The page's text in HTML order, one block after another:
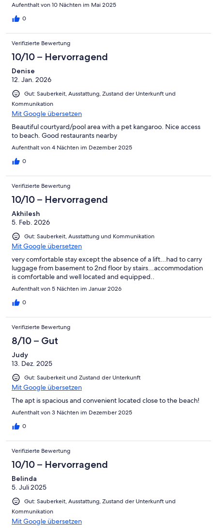
Aufenthalt von 10 Nächten im Mai 2025
0
Verifizierte Bewertung
10/10 – Hervorragend
Denise
12. Jan. 2026
Gut: Sauberkeit, Ausstattung, Zustand der Unterkunft und
Kommunikation
Mit Google übersetzen
Beautiful courtyard/pool area with a pet kangaroo. Nice access
to beach. Good restaurants nearby
Aufenthalt von 4 Nächten im Dezember 2025
0
Verifizierte Bewertung
10/10 – Hervorragend
Akhilesh
5. Feb. 2026
Gut: Sauberkeit, Ausstattung und Kommunikation
Mit Google übersetzen
very comfortable stay except the absence of a lift...had to carry
luggage from basement to 2nd floor by stairs...accommodation
is comfortable and well located and equipped..
Aufenthalt von 5 Nächten im Januar 2026
0
Verifizierte Bewertung
8/10 – Gut
Judy
13. Dez. 2025
Gut: Sauberkeit und Zustand der Unterkunft
Mit Google übersetzen
The apt is spacious and convenient located close to the beach!
Aufenthalt von 3 Nächten im Dezember 2025
0
Verifizierte Bewertung
10/10 – Hervorragend
Belinda
5. Juli 2025
Gut: Sauberkeit, Ausstattung, Zustand der Unterkunft und
Kommunikation
Mit Google übersetzen